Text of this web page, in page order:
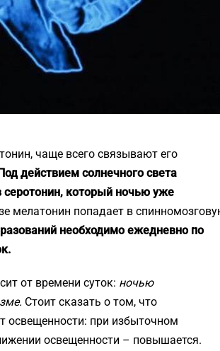
чаще всего связывают его
Под действием солнечного света
серотонин, который ночью уже
мелатонин попадает в
необходимо ежедневно по
от времени суток: ночью
Стоит сказать о том, что
освещенности: при избыточном
освещенности – повышается.